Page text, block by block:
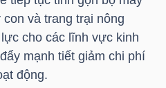
và trang trại nông
cho các lĩnh vực kinh
mạnh tiết giảm chi phí
động.